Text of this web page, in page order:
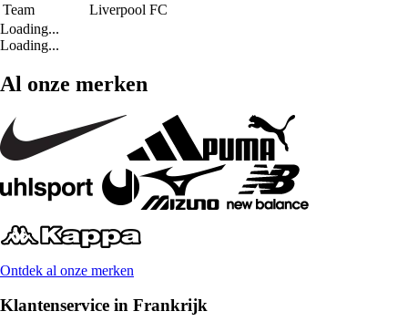
Team
Liverpool FC
Loading...
Loading...
Al onze merken
Ontdek al onze merken
Klantenservice in Frankrijk